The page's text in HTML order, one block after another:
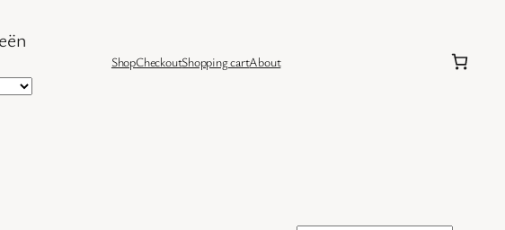
ShopCheckoutShopping cartAbout